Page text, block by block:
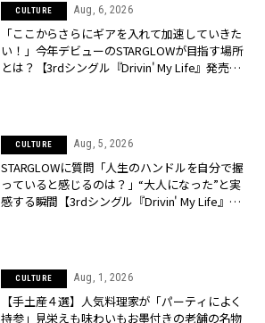
CULTURE Aug, 6, 2026
「ここからさらにギアを入れて加速していきた
い！」今年デビューのSTARGLOWが目指す場所
とは？【3rdシングル『Drivin' My Life』発売】 |
CULTURE Aug, 5, 2026
STARGLOWに質問「人生のハンドルを自分で握
っていると感じるのは？」“大️人になった”と実
感する瞬間【3rdシングル『Drivin' My Life』発
CULTURE Aug, 1, 2026
【手土産４選】人気料理家が「パーティによく
持参」見栄えも味わいもお墨付きの老舗の名物